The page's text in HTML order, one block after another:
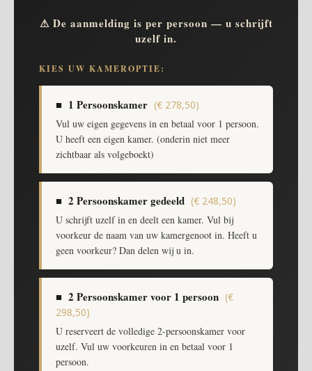
⚠ De aanmelding is per persoon — u schrijft
uzelf in.
KIES UW KAMEROPTIE:
■ 1 Persoonskamer (€ 278,50)
Vul uw eigen gegevens in en betaal voor 1 persoon.
U heeft een eigen kamer. (onderin niet meer
zichtbaar als volgeboekt)
■ 2 Persoonskamer gedeeld (€ 248,50)
U schrijft uzelf in en deelt een kamer. Vul bij
voorkeur de naam van uw kamergenoot in. Heeft u
geen voorkeur? Dan delen wij u in.
■ 2 Persoonskamer voor 1 persoon (€
298,50)
U reserveert de volledige 2-persoonskamer voor
uzelf. Vul uw voorkeuren in en betaal voor 1
persoon.